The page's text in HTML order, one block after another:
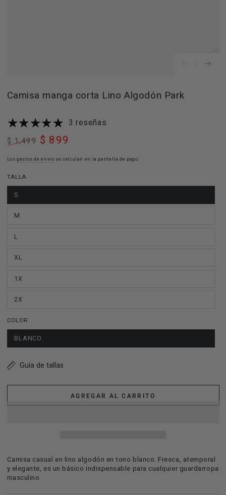
Camisa manga corta Lino Algodón Park
3 reseñas
regular
$ 1,499
de
$ 899
Losgastos de envío se calculan en la pantalla de pago.
TALLA
S
M
L
XL
1X
2X
COLOR
BLANCO
Guía de tallas
AGREGAR AL CARRITO
Camisa casual en lino algodón en tono blanco. Fresca, atemporal
y elegante, es un básico indispensable para cualquier guardarropa
masculino.